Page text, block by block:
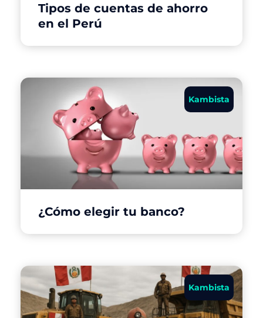
Tipos de cuentas de ahorro
en el Perú
Kambista
¿Cómo elegir tu banco?
Kambista